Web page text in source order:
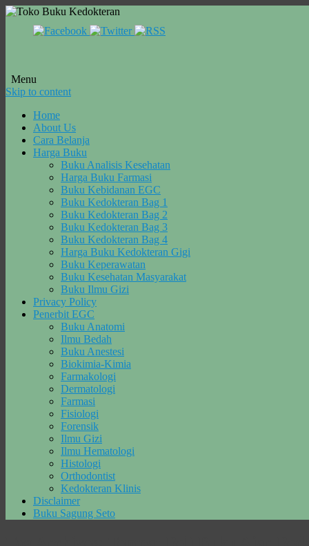
Menu
Skip to content
Home
About Us
Cara Belanja
Harga Buku
Buku Analisis Kesehatan
Harga Buku Farmasi
Buku Kebidanan EGC
Buku Kedokteran Bag 1
Buku Kedokteran Bag 2
Buku Kedokteran Bag 3
Buku Kedokteran Bag 4
Harga Buku Kedokteran Gigi
Buku Keperawatan
Buku Kesehatan Masyarakat
Buku Ilmu Gizi
Privacy Policy
Penerbit EGC
Buku Anatomi
Ilmu Bedah
Buku Anestesi
Biokimia-Kimia
Farmakologi
Dermatologi
Farmasi
Fisiologi
Forensik
Ilmu Gizi
Ilmu Hematologi
Histologi
Orthodontist
Kedokteran Klinis
Disclaimer
Buku Sagung Seto